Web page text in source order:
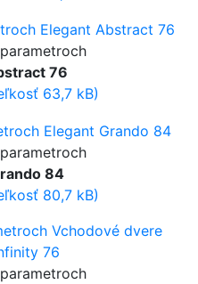
76
63,7 kB)
84
80,7 kB)